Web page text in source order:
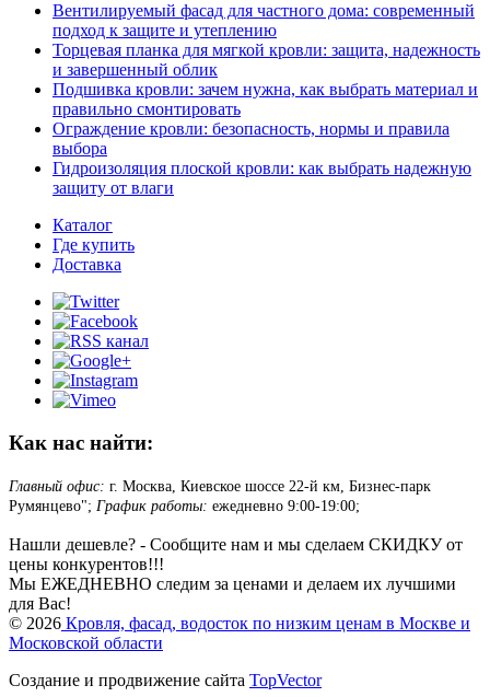
Вентилируемый фасад для частного дома: современный
подход к защите и утеплению
Торцевая планка для мягкой кровли: защита, надежность
и завершенный облик
Подшивка кровли: зачем нужна, как выбрать материал и
правильно смонтировать
Ограждение кровли: безопасность, нормы и правила
выбора
Гидроизоляция плоской кровли: как выбрать надежную
защиту от влаги
Каталог
Где купить
Доставка
Как нас найти:
Главный офис: г. Москва, Киевское шоссе 22-й км, Бизнес-парк
Румянцево"; График работы: ежедневно 9:00-19:00;
Нашли дешевле? - Сообщите нам и мы сделаем СКИДКУ от
цены конкурентов!!!
Мы ЕЖЕДНЕВНО следим за ценами и делаем их лучшими
для Вас!
© 2026 Кровля, фасад, водосток по низким ценам в Москве и
Московской области
Создание и продвижение сайта TopVector